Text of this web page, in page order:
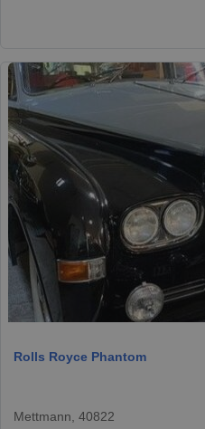
Rolls Royce Phantom
Mettmann, 40822